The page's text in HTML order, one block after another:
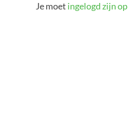
Je moet ingelogd zijn op